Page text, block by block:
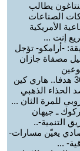
يطالب
الصناعات
الأمريكية
إنت ...
-أرامكو- تؤجل
مصفاة جازان
بـ36 هدفا.. هاري كين
الحذاء الذهبي
للمرة الثان ...
ـ جيهان
التنمية-..
يعيّن مسارات-
...